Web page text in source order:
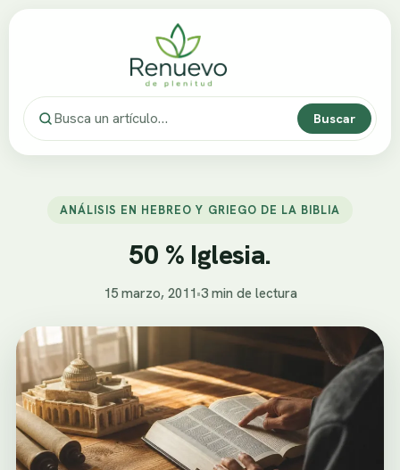
Buscar
ANÁLISIS EN HEBREO Y GRIEGO DE LA BIBLIA
50 % Iglesia.
15 marzo, 2011•3 min de lectura